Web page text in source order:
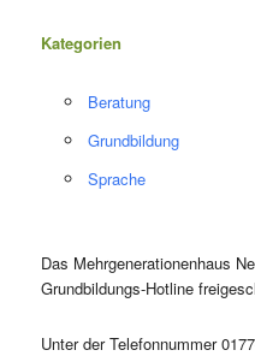
Kategorien
Beratung
Grundbildung
Sprache
Das Mehrgenerationenhaus
Grundbildungs-Hotline
Unter der Telefonnummer